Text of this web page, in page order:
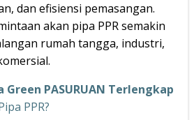
dan efisiensi pemasangan.
akan pipa PPR semakin
rumah tangga, industri,
Green PASURUAN Terlengkap
PPR?